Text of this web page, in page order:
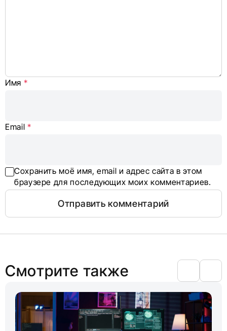
Имя *
Email *
Сохранить моё имя, email и адрес сайта в этом
браузере для последующих моих комментариев.
Смотрите также